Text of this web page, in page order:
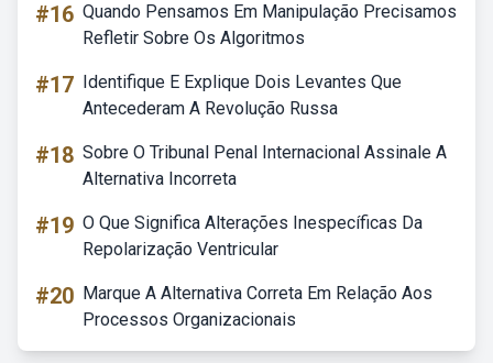
#16 Quando Pensamos Em Manipulação Precisamos
Refletir Sobre Os Algoritmos
#17 Identifique E Explique Dois Levantes Que
Antecederam A Revolução Russa
#18 Sobre O Tribunal Penal Internacional Assinale A
Alternativa Incorreta
#19 O Que Significa Alterações Inespecíficas Da
Repolarização Ventricular
#20 Marque A Alternativa Correta Em Relação Aos
Processos Organizacionais